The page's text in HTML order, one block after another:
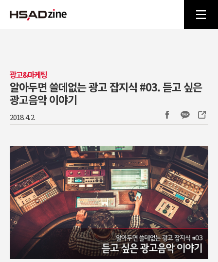
광고&마케팅
알아두면 쓸데없는 광고 잡지식 #03. 듣고 싶은
광고음악 이야기
2018. 4. 2.